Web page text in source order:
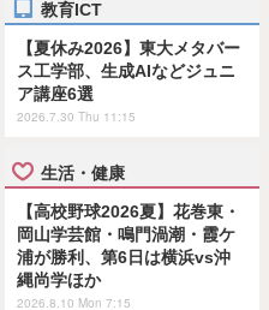
教育ICT
【夏休み2026】東大メタバー
ス工学部、生成AIなどジュニ
ア講座6選
2026.7.30 Thu 11:15
生活・健康
【高校野球2026夏】花巻東・
岡山学芸館・鳴門渦潮・霞ケ
浦が勝利、第6日は横浜vs沖
縄尚学ほか
2026.8.10 Mon 7:15